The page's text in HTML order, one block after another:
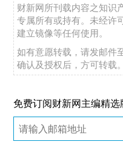
财新网所刊载内容之知识
专属所有或持有。未经许
建立镜像等任何使用。
如有意愿转载，请发邮件
确认及授权后，方可转载。
免费订阅财新网主编精选